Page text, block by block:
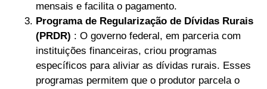
mensais e facilita o pagamento.
Programa de Regularização de Dívidas Rurais
(PRDR) : O governo federal, em parceria com
instituições financeiras, criou programas
específicos para aliviar as dívidas rurais. Esses
programas permitem que o produtor parcela o